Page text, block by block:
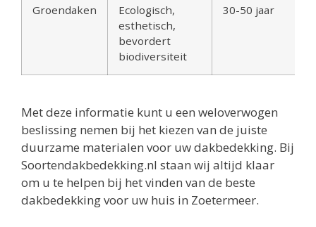
Groendaken
Ecologisch,
esthetisch,
bevordert
biodiversiteit
30-50 jaar
Met deze informatie kunt u een weloverwogen
beslissing nemen bij het kiezen van de juiste
duurzame materialen voor uw dakbedekking. Bij
Soortendakbedekking.nl staan wij altijd klaar
om u te helpen bij het vinden van de beste
dakbedekking voor uw huis in Zoetermeer.